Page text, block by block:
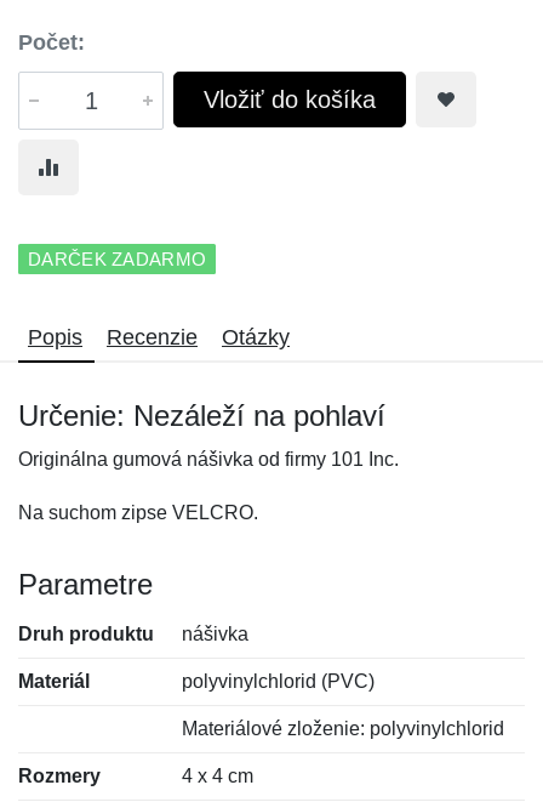
Počet:
Vložiť do košíka
DARČEK ZADARMO
Popis Recenzie Otázky
Určenie: Nezáleží na pohlaví
Originálna gumová nášivka od firmy 101 Inc.
Na suchom zipse VELCRO.
Parametre
Druh produktu nášivka
Materiál polyvinylchlorid (PVC)
Materiálové zloženie: polyvinylchlorid
Rozmery 4 x 4 cm